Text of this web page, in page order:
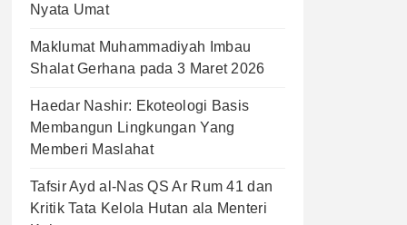
Nyata Umat
Maklumat Muhammadiyah Imbau
Shalat Gerhana pada 3 Maret 2026
Haedar Nashir: Ekoteologi Basis
Membangun Lingkungan Yang
Memberi Maslahat
Tafsir Ayd al-Nas QS Ar Rum 41 dan
Kritik Tata Kelola Hutan ala Menteri